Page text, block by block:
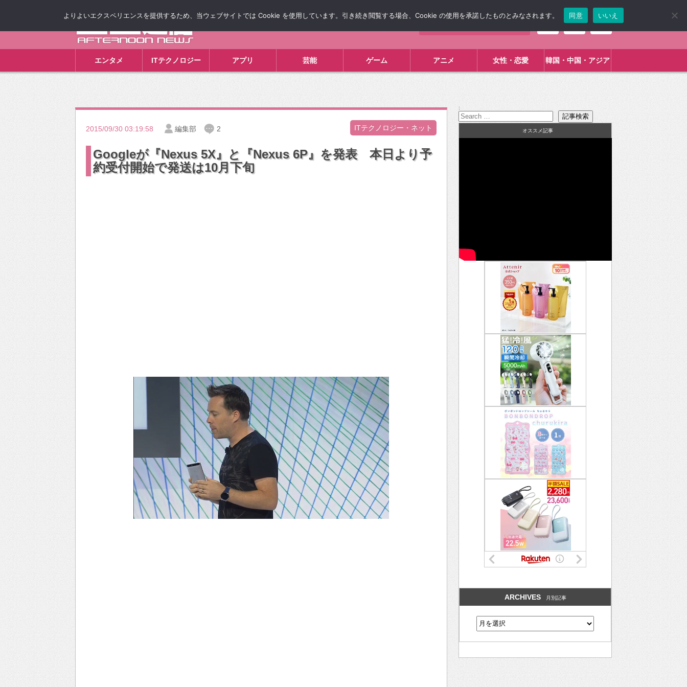
エンタメ ITテクノロジー アプリ 芸能 ゲーム アニメ 女性・恋愛 韓国・中国・アジア
2015/09/30 03:19:58 編集部 2 ITテクノロジー・ネット
Googleが『Nexus 5X』と『Nexus 6P』を発表 本日より予
約受付開始で発送は10月下旬
:
オススメ記事
ARCHIVES 月別記事
よりよいエクスペリエンスを提供するため、当ウェブサイトでは Cookie を使用しています。引き続き閲覧する場合、Cookie の使用を承諾したものとみなされます。 同意 いいえ